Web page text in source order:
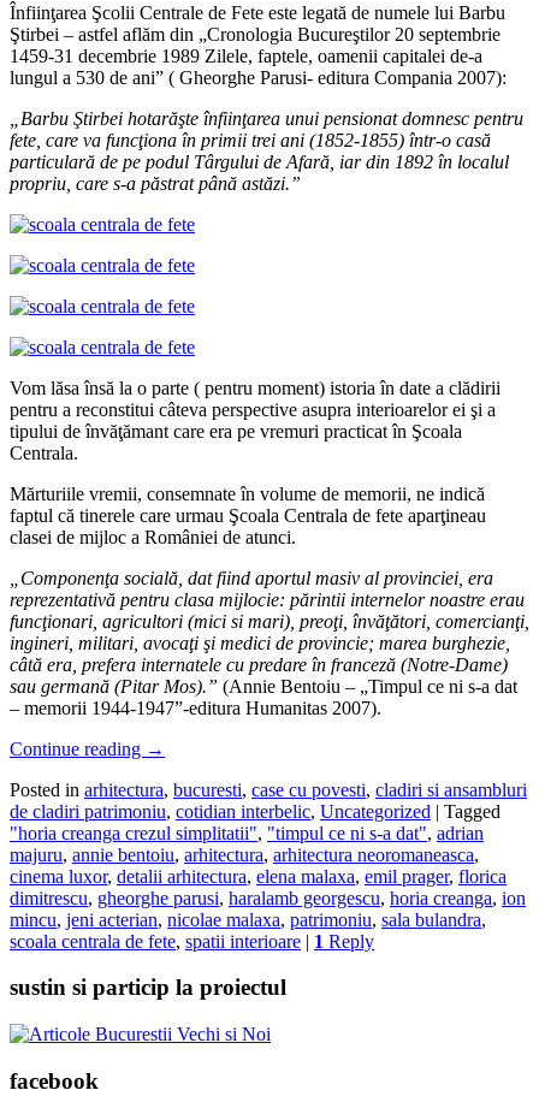
Înfiinţarea Şcolii Centrale de Fete este legată de numele lui Barbu
Ştirbei – astfel aflăm din „Cronologia Bucureştilor 20 septembrie
1459-31 decembrie 1989 Zilele, faptele, oamenii capitalei de-a
lungul a 530 de ani” ( Gheorghe Parusi- editura Compania 2007):
„Barbu Ştirbei hotarăşte înfiinţarea unui pensionat domnesc pentru
fete, care va funcţiona în primii trei ani (1852-1855) într-o casă
particulară de pe podul Târgului de Afară , iar din 1892 în localul
propriu, care s-a păstrat până astăzi.”
Vom lăsa însă la o parte ( pentru moment) istoria în date a clădirii
pentru a reconstitui câteva perspective asupra interioarelor ei şi a
tipului de învăţămant care era pe vremuri practicat în Şcoala
Centrala.
Mărturiile vremii, consemnate în volume de memorii, ne indică
faptul că tinerele care urmau Şcoala Centrala de fete aparţineau
clasei de mijloc a României de atunci.
„Componenţa socială, dat fiind aportul masiv al provinciei, era
reprezentativă pentru clasa mijlocie: părintii internelor noastre erau
funcţionari, agricultori (mici si mari), preoţi, învăţători, comercianţi,
ingineri, militari, avocaţi şi medici de provincie; marea burghezie,
câtă era, prefera internatele cu predare în franceză (Notre-Dame)
sau germană (Pitar Mos).” (Annie Bentoiu – „Timpul ce ni s-a dat
– memorii 1944-1947”-editura Humanitas 2007).
Continue reading →
Posted in arhitectura, bucuresti, case cu povesti, cladiri si ansambluri
de cladiri patrimoniu, cotidian interbelic, Uncategorized | Tagged
"horia creanga crezul simplitatii", "timpul ce ni s-a dat", adrian
majuru, annie bentoiu, arhitectura, arhitectura neoromaneasca,
cinema luxor, detalii arhitectura, elena malaxa, emil prager, florica
dimitrescu, gheorghe parusi, haralamb georgescu, horia creanga, ion
mincu, jeni acterian, nicolae malaxa, patrimoniu, sala bulandra,
scoala centrala de fete, spatii interioare | 1 Reply
sustin si particip la proiectul
facebook